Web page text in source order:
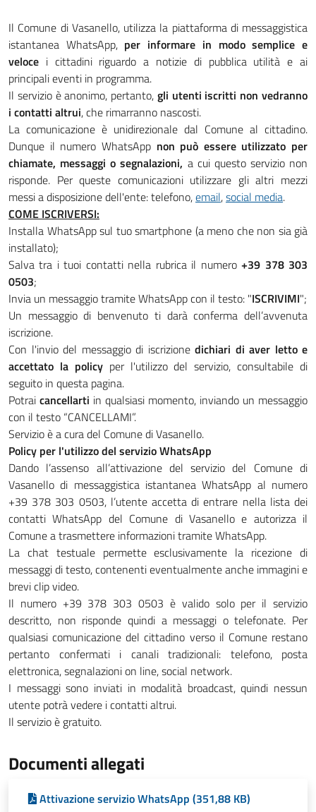
Il Comune di Vasanello, utilizza la piattaforma di messaggistica
istantanea WhatsApp, per informare in modo semplice e
veloce i cittadini riguardo a notizie di pubblica utilità e ai
principali eventi in programma.
Il servizio è anonimo, pertanto, gli utenti iscritti non vedranno
i contatti altrui, che rimarranno nascosti.
La comunicazione è unidirezionale dal Comune al cittadino.
Dunque il numero WhatsApp non può essere utilizzato per
chiamate, messaggi o segnalazioni, a cui questo servizio non
risponde. Per queste comunicazioni utilizzare gli altri mezzi
messi a disposizione dell'ente: telefono,email,social media.
COME ISCRIVERSI:
Installa WhatsApp sul tuo smartphone (a meno che non sia già
installato);
Salva tra i tuoi contatti nella rubrica il numero+39 378 303
0503;
Invia un messaggio tramite WhatsApp con il testo: "ISCRIVIMI";
Un messaggio di benvenuto ti darà conferma dell’avvenuta
iscrizione.
Con l'invio del messaggio di iscrizione dichiari di aver letto e
accettato la policy per l'utilizzo del servizio, consultabile di
seguito in questa pagina.
Potrai cancellarti in qualsiasi momento, inviando un messaggio
con il testo “CANCELLAMI”.
Servizio è a cura del Comune di Vasanello.
Policy per l'utilizzo del servizio WhatsApp
Dando l’assenso all’attivazione del servizio del Comune di
Vasanello di messaggistica istantanea WhatsApp al numero
+39 378 303 0503, l’utente accetta di entrare nella lista dei
contatti WhatsApp del Comune di Vasanello e autorizza il
Comune a trasmettere informazioni tramite WhatsApp.
La chat testuale permette esclusivamente la ricezione di
messaggi di testo, contenenti eventualmente anche immagini e
brevi clip video.
Il numero +39 378 303 0503 è valido solo per il servizio
descritto, non risponde quindi a messaggi o telefonate. Per
qualsiasi comunicazione del cittadino verso il Comune restano
pertanto confermati i canali tradizionali: telefono, posta
elettronica, segnalazioni on line, social network.
I messaggi sono inviati in modalità broadcast, quindi nessun
utente potrà vedere i contatti altrui.
Il servizio è gratuito.
Documenti allegati
Attivazione servizio WhatsApp (351,88 KB)